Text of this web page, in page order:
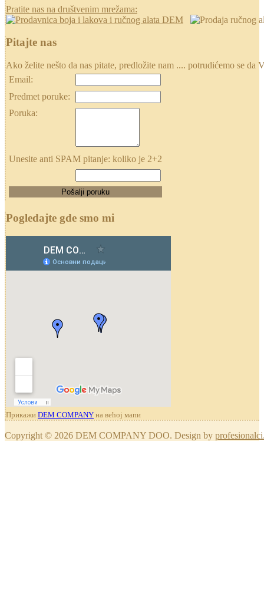
Pratite nas na društvenim mrežama:
Pitajte nas
Ako želite nešto da nas pitate, predložite nam .... potrudićemo se
Email:
Predmet poruke:
Poruka:
Unesite anti SPAM pitanje: koliko je 2+2
Pogledajte gde smo mi
Прикажи DEM COMPANY на већој мапи
Copyright © 2026 DEM COMPANY DOO. Design by